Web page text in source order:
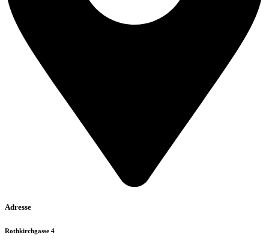
Adresse
Rothkirchgasse 4